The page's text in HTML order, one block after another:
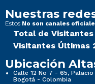
Nuestras
Estos No son canales
Total de Visitantes
Visitantes Últimas
Ubicación
Calle 12 No 7 - 65,
Bogotá - Colombia